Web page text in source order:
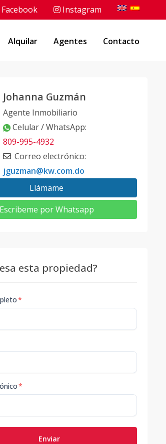
Facebook Instagram
Alquilar Agentes Contacto
Johanna Guzmán
Agente Inmobiliario
Celular / WhatsApp:
809-995-4932
Correo electrónico:
jguzman@kw.com.do
Llámame
Escribeme por Whatsapp
esta propiedad?
*
*
Enviar